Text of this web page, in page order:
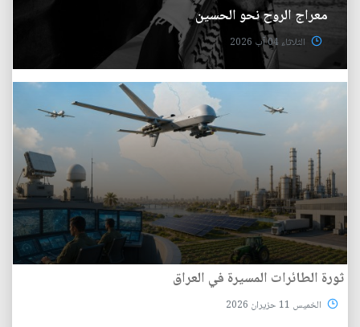
معراج الروح نحو الحسين
الثلاثاء 04 آب 2026
ثورة الطائرات المسيرة في العراق
الخميس 11 حزيران 2026